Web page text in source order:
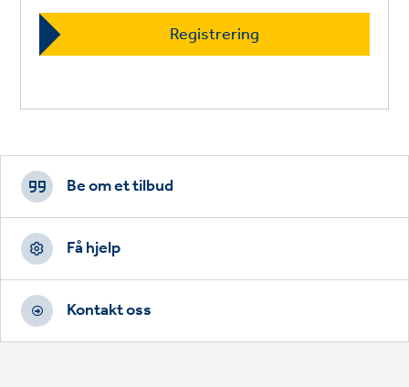
Footer
CTAs
Be om et tilbud
Få hjelp
Kontakt oss